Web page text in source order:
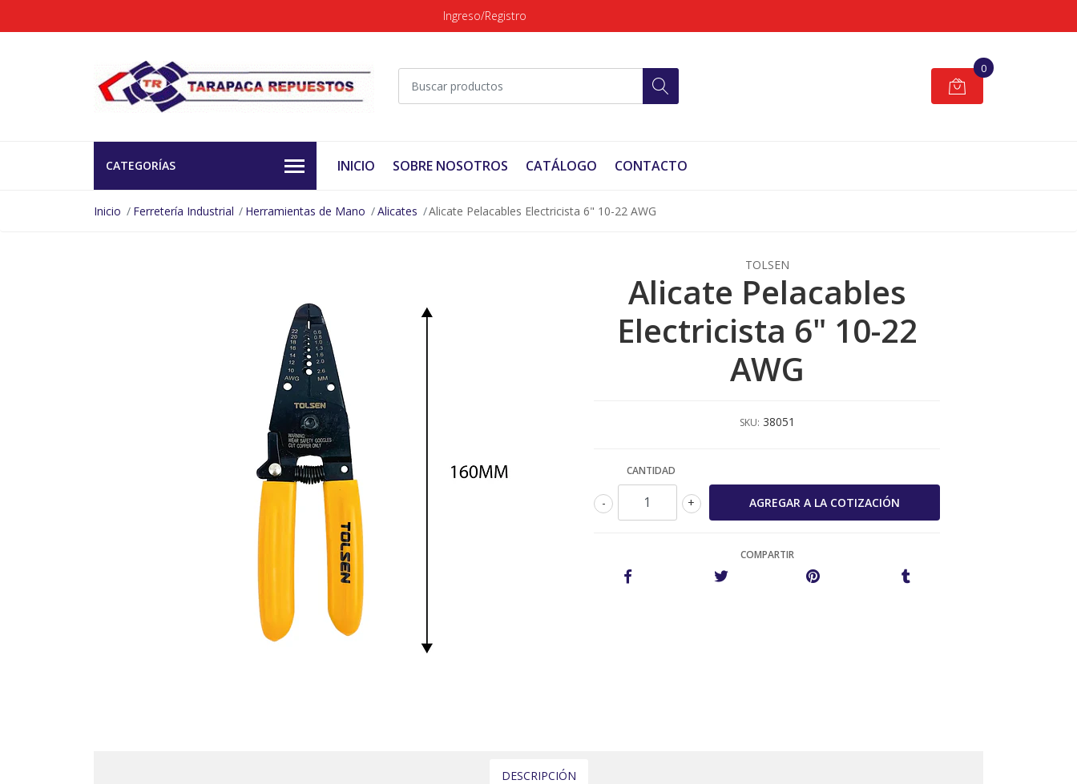
Ingreso/Registro
0
CATEGORÍAS INICIO SOBRE NOSOTROS CATÁLOGO CONTACTO
Inicio Ferretería Industrial Herramientas de Mano Alicates Alicate Pelacables Electricista 6" 10-22 AWG
TOLSEN
Alicate Pelacables
Electricista 6" 10-22
AWG
SKU: 38051
CANTIDAD
+
-
COMPARTIR
DESCRIPCIÓN